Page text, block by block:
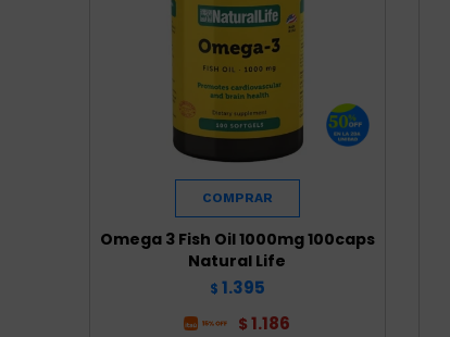
Omega 3 Fish Oil 1000mg 100caps
Natural Life
$ 1.395
$ 1.186